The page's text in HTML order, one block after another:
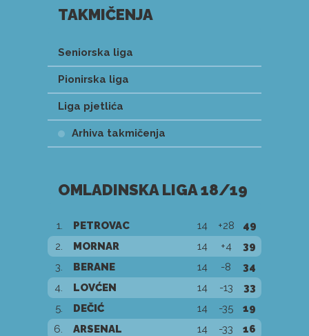
TAKMIČENJA
Seniorska liga
Pionirska liga
Liga pjetlića
Arhiva takmičenja
OMLADINSKA LIGA 18/19
1. PETROVAC 14 +28
49
2.
MORNAR 14 +4
39
3.
BERANE 14 -8
34
4.
LOVĆEN 14 -13
33
5.
DEČIĆ 14 -35
19
6.
ARSENAL 14 -33
16